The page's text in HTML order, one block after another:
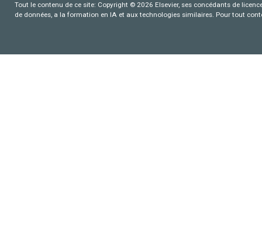
Tout le contenu de ce site: Copyright © 2026 Elsevier, ses concédants de
de données, a la formation en IA et aux technologies similaires. Pour tout